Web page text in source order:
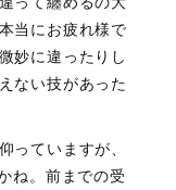
当にお疲れ様で
妙に違ったりし
ない技があった
っていますが、
ね。前までの受